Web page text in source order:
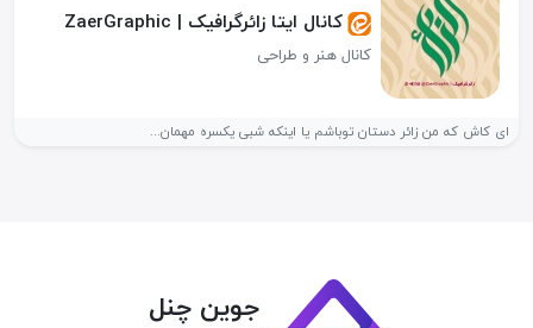
کانال ایتا زائرگرافیک | ZaerGraphic
کانال هنر و طراحی
ای کاش که من زائر دستان توباشم یا اینکه شبی یکسره مهمان...
جوین چنل